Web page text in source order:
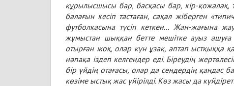
құрылысшысы бар, басқасы бар, кір-қожалақ,
балағын кесіп тастаған, сақал жіберген
футболкасына түсіп кеткен... Жан-жағына
жұмыстан шыққан бетте мешітке ауыз ашуға
отырған жоқ, олар күн ұзақ, аптап ыстқыққа
нәпақа іздеп келгендер еді. Біреудің
бір үйдің отағасы, олар да сендердің қандас
көзіме ыстық жас үйірілді. Көз жасы да